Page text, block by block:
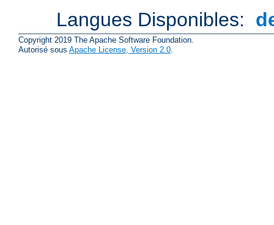
Langues Disponibles:
Copyright 2019 The Apache Software Foundation.
Autorisé sous Apache License, Version 2.0.